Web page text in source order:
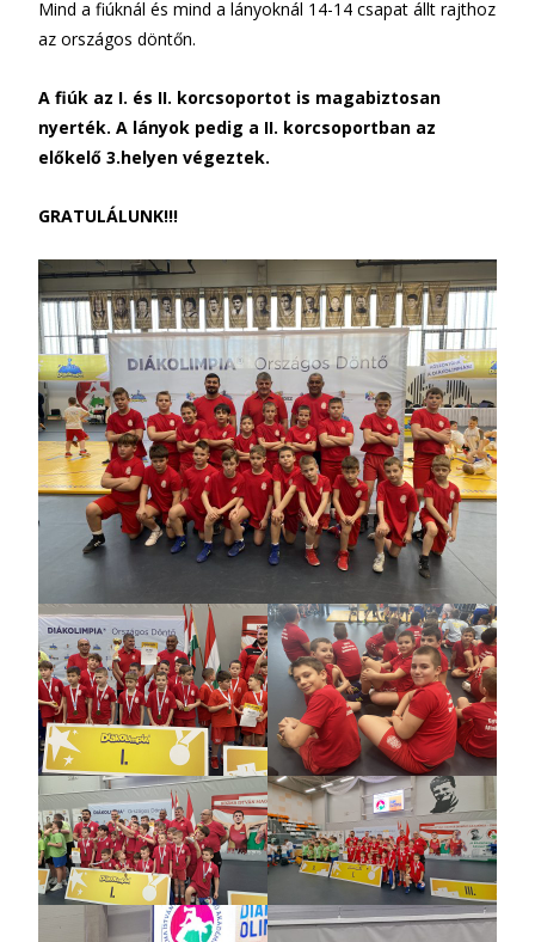
Mind a fiúknál és mind a lányoknál 14-14 csapat állt rajthoz
az országos döntőn.
A fiúk az I. és II. korcsoportot is magabiztosan
nyerték. A lányok pedig a II. korcsoportban az
előkelő 3.helyen végeztek.
GRATULÁLUNK!!!